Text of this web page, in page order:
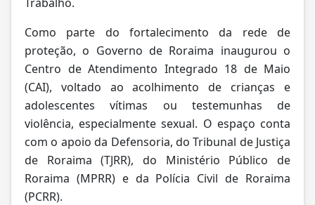
Como parte do fortalecimento da rede de
proteção, o Governo de Roraima inaugurou o
Centro de Atendimento Integrado 18 de Maio
(CAI), voltado ao acolhimento de crianças e
adolescentes vítimas ou testemunhas de
violência, especialmente sexual. O espaço conta
com o apoio da Defensoria, do Tribunal de Justiça
de Roraima (TJRR), do Ministério Público de
Roraima (MPRR) e da Polícia Civil de Roraima
(PCRR).